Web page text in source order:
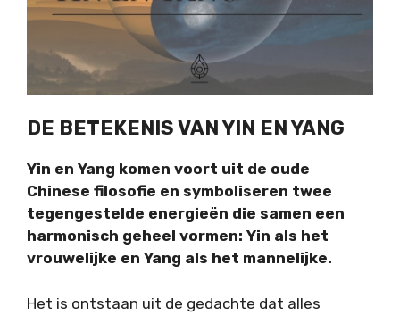
DE BETEKENIS VAN YIN EN YANG
Yin en Yang komen voort uit de oude
Chinese filosofie en symboliseren twee
tegengestelde energieën die samen een
harmonisch geheel vormen: Yin als het
vrouwelijke en Yang als het mannelijke.
Het is ontstaan uit de gedachte dat alles